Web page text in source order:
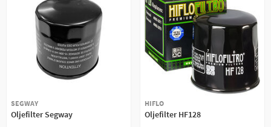
SEGWAY
Oljefilter Segway
HIFLO
Oljefilter HF128